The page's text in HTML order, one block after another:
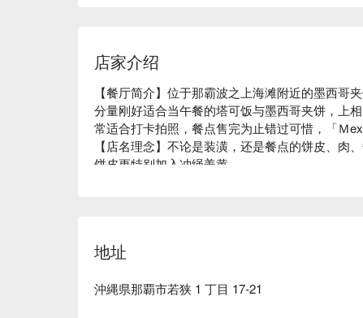
波の上ビーチから徒歩1分のところにお店があ
沖縄の綺麗な海を見ながら美味しいタコライス
店家介绍
【餐厅简介】位于那霸波之上海滩附近的墨西哥
分量刚好适合当午餐的塔可饭与墨西哥夹饼，上
常适合打卡拍照，餐点售完为止错过可惜，「Ｍ
【店名理念】不论是装潢，还是餐点的饼皮、肉
饼皮更特别加入冲绳姜黄。
地址
沖縄県那覇市若狭 1 丁目 17-21